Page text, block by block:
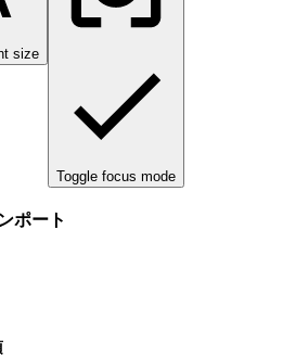
size
Toggle focus mode
ポート